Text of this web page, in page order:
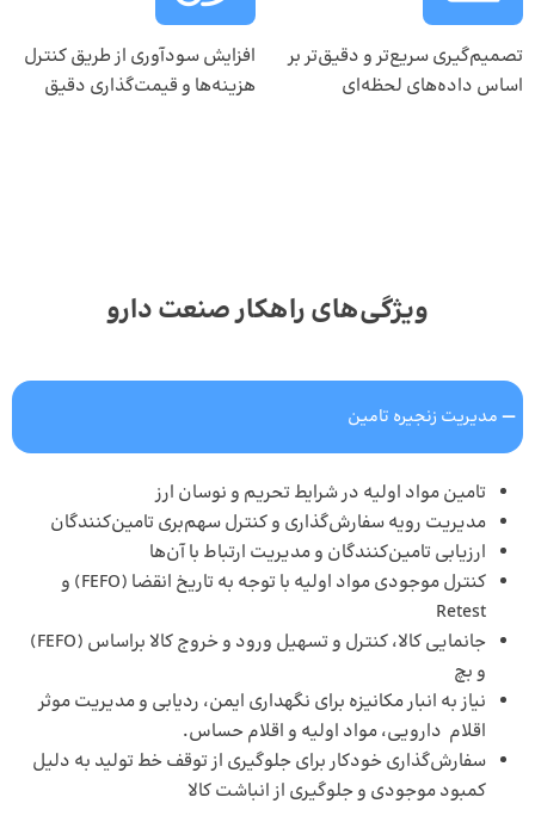
تصمیم‌گیری سریع‌تر و دقیق‌تر بر
اساس داده‌های لحظه‌ای
افزایش سودآوری از طریق کنترل
هزینه‌ها و قیمت‌گذاری دقیق
ویژگی‌های راهکار صنعت دارو
مدیریت زنجیره تامین
تامین مواد اولیه در شرایط تحریم و نوسان ارز
مدیریت رویه سفارش‌گذاری و کنترل سهم‌بری تامین‌کنندگان
ارزیابی تامین‌کنندگان و مدیریت ارتباط با آن‌ها
کنترل موجودی مواد اولیه با توجه به تاریخ انقضا (FEFO) و
Retest
جانمایی کالا، کنترل و تسهیل ورود و خروج کالا براساس (FEFO)
و بچ
نیاز به انبار مکانیزه برای نگهداری ایمن، ردیابی و مدیریت موثر
اقلام دارویی، مواد اولیه و اقلام حساس.
سفارش‌گذاری خودکار برای جلوگیری از توقف خط تولید به دلیل
کمبود موجودی و جلوگیری از انباشت کالا